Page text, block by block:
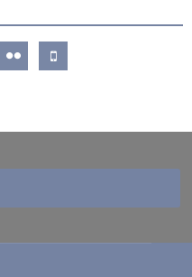
flickr mobile